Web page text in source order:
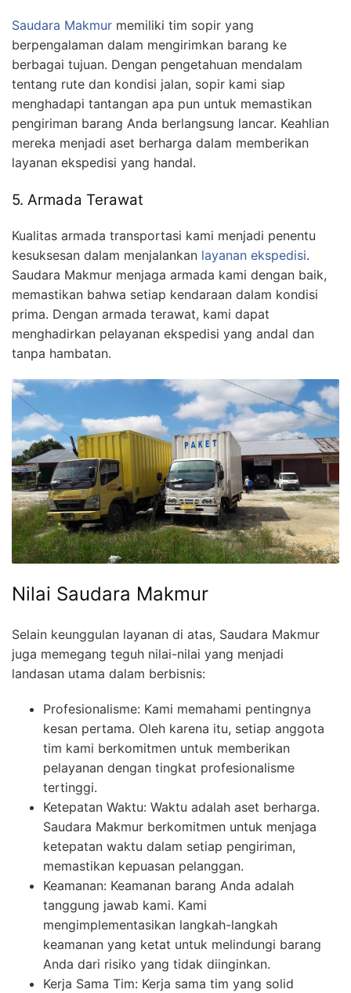
Saudara Makmur memiliki tim sopir yang
berpengalaman dalam mengirimkan barang ke
berbagai tujuan. Dengan pengetahuan mendalam
tentang rute dan kondisi jalan, sopir kami siap
menghadapi tantangan apa pun untuk memastikan
pengiriman barang Anda berlangsung lancar. Keahlian
mereka menjadi aset berharga dalam memberikan
layanan ekspedisi yang handal.
5. Armada Terawat
Kualitas armada transportasi kami menjadi penentu
kesuksesan dalam menjalankan layanan ekspedisi.
Saudara Makmur menjaga armada kami dengan baik,
memastikan bahwa setiap kendaraan dalam kondisi
prima. Dengan armada terawat, kami dapat
menghadirkan pelayanan ekspedisi yang andal dan
tanpa hambatan.
Nilai Saudara Makmur
Selain keunggulan layanan di atas, Saudara Makmur
juga memegang teguh nilai-nilai yang menjadi
landasan utama dalam berbisnis:
Profesionalisme: Kami memahami pentingnya
kesan pertama. Oleh karena itu, setiap anggota
tim kami berkomitmen untuk memberikan
pelayanan dengan tingkat profesionalisme
tertinggi.
Ketepatan Waktu: Waktu adalah aset berharga.
Saudara Makmur berkomitmen untuk menjaga
ketepatan waktu dalam setiap pengiriman,
memastikan kepuasan pelanggan.
Keamanan: Keamanan barang Anda adalah
tanggung jawab kami. Kami
mengimplementasikan langkah-langkah
keamanan yang ketat untuk melindungi barang
Anda dari risiko yang tidak diinginkan.
Kerja Sama Tim: Kerja sama tim yang solid